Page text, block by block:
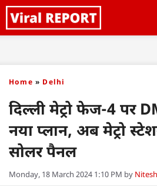
Skip
to
Home » Delhi
दिल्ली मेट्रो फेज-4 पर
नया प्लान, अब मेट्रो
सोलर पैनल
Monday, 18 March 2024 1:10 PM by